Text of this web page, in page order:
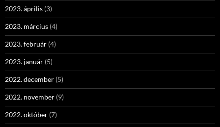
2023. április (3)
2023. március (4)
2023. február (4)
2023. január (5)
2022. december (5)
2022. november (9)
2022. október (7)